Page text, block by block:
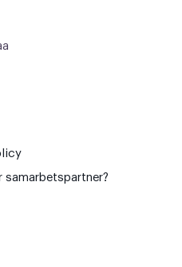
samarbetspartner?